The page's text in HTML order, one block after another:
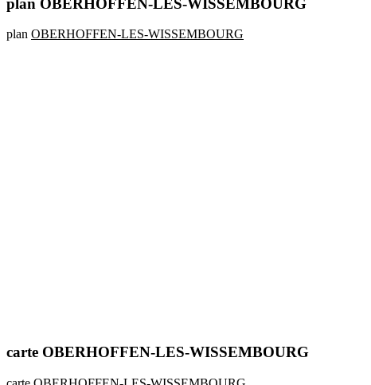
plan OBERHOFFEN-LES-WISSEMBOURG
carte OBERHOFFEN-LES-WISSEMBOURG